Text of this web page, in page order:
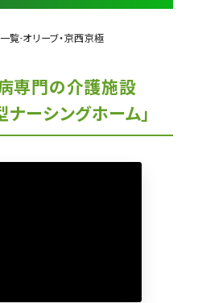
ハビリ・トレーニング
然温泉
レミアムシリーズ
覧-オリーブ・京西京極
専門の介護施設
ナーシングホーム」